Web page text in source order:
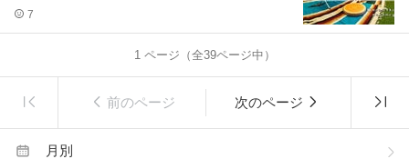
7
1ページ（全39ページ中）
前のページ 次のページ
月別